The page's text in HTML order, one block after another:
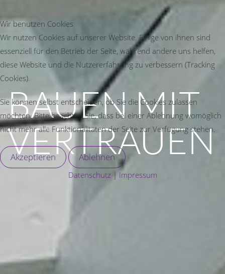
BAUEN MIT
VER­TRAUEN
Wir benutzen Cookies
Wir nutzen Cookies auf unserer Website. Einige von ihnen sind
essenziell für den Betrieb der Seite, während andere uns helfen,
diese Website und die Nutzererfahrung zu verbessern (Tracking
Cookies).
Sie können selbst entscheiden, ob Sie die Cookies zulassen
möchten. Bitte beachten Sie, dass bei einer Ablehnung womöglich
nicht mehr alle Funktionalitäten der Seite zur Verfügung stehen.
Akzeptieren Ablehnen
Datenschutz | Impressum